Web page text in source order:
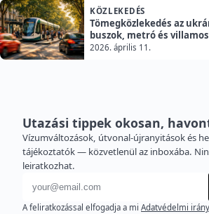
KÖZLEKEDÉS
Tömegközlekedés az
buszok, metró és
2026. április 11.
Utazási tippek okosan,
Vízumváltozások, útvonal-újranyitások és
tájékoztatók — közvetlenül az inboxába.
leiratkozhat.
E-mail cím
A feliratkozással elfogadja a mi Adatvédelmi